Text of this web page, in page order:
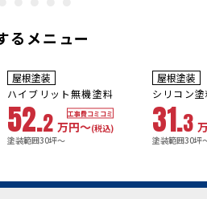
るメニュー
耐用年数
13~18年
屋根塗装
ハイブリット無機塗料
52.2 万円〜(税込)
工事費コミコミ
塗装範囲30坪～
耐用年数
8年
屋根塗装
シリコン
31.3
塗装範囲30坪